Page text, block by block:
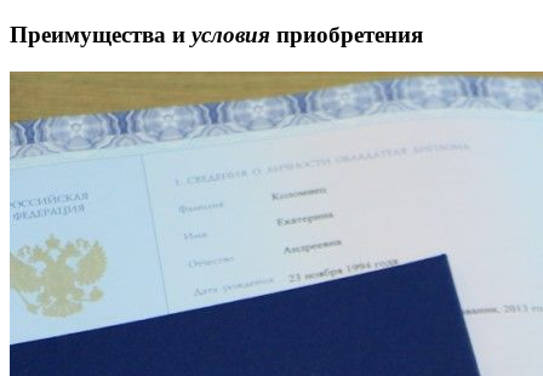
Преимущества и условия приобретения